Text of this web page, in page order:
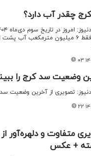
چقدر آب دارد؟
وضعیت سد کرج را
تصویری از آخرین وضعیت
متفاوت و
+ عکس